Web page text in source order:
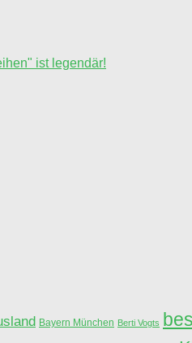
ist legendär!
Bayern München Berti Vogts